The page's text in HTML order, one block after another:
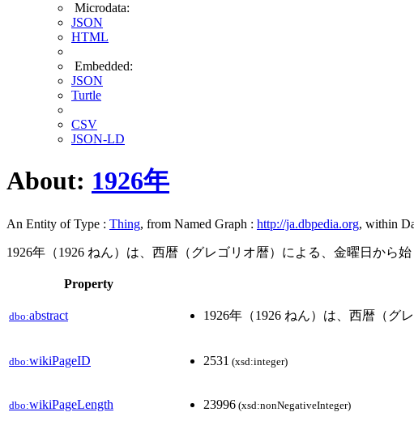
Microdata:
JSON
HTML
Embedded:
JSON
Turtle
CSV
JSON-LD
About: 1926年
An Entity of Type : Thing, from Named Graph : http://ja.dbpedia.org, within
1926年（1926 ねん）は、西暦（グレゴリオ暦）による、金曜日から
Property
dbo:abstract 1926年（1926 ねん）は、西暦（グ
dbo:wikiPageID 2531 (xsd:integer)
dbo:wikiPageLength 23996 (xsd:nonNegativeInteger)